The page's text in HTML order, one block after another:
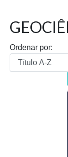
Ordenar por: